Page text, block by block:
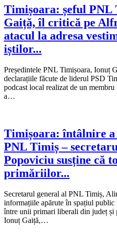
Timișoara: șeful PNL
Gaiță, îl critică pe
atacul la adresa
iștilor...
Președintele PNL Timișoara, Ionuț
declarațiile făcute de liderul PSD
podcast local realizat de un
a…
Timișoara: întâlnire
PNL Timiș –
Popoviciu susține că
primăriilor...
Secretarul general al PNL Timiș,
informațiile apărute în spațiul
între unii primari liberali din județ și
Ionuț Gaiță,…